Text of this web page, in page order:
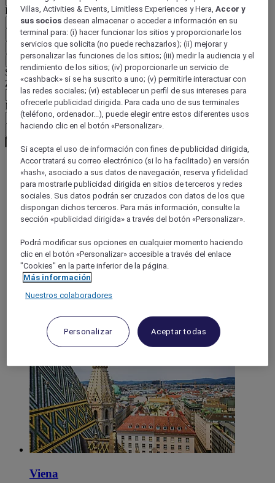
País / Región - Idioma
Confirmar mi país e idioma
EUR (€)
Atrás
Seleccione su moneda a continuación
Zona geográfica
Moneda
Confirmar mi moneda
World
Europe
Austria
VIENNA - Land-Austria
Schwechat
Viena
Villas, Activities & Events, Limitless Experiences y Hera,Accor y
sus socios desean almacenar o acceder a información en su
terminal para: (i) hacer funcionar los sitios y proporcionarle los
servicios que solicita (no puede rechazarlos); (ii) mejorar y
personalizar las funciones de los sitios; (iii) medir la audiencia y el
rendimiento de los sitios; (iv) proporcionarle un servicio de
«cashback» si se ha suscrito a uno; (v) permitirle interactuar con
las redes sociales; (vi) establecer un perfil de sus intereses para
ofrecerle publicidad dirigida. Para cada uno de sus terminales
(teléfono, ordenador...), puede elegir entre estos diferentes usos
haciendo clic en el botón «Personalizar».
Si acepta el uso de información con fines de publicidad dirigida,
Accor tratará su correo electrónico (si lo ha facilitado) en versión
«hash», asociado a sus datos de navegación, reserva y fidelidad
para mostrarle publicidad dirigida en sitios de terceros y redes
sociales. Sus datos podrán ser cruzados con datos de los que
dispongan dichos terceros. Para más información, consulte la
sección «publicidad dirigida» a través del botón «Personalizar».
Podrá modificar sus opciones en cualquier momento haciendo
clic en el botón «Personalizar» accesible a través del enlace
"Cookies" en la parte inferior de la página.
Más información
Nuestros colaboradores
Personalizar Aceptar todas